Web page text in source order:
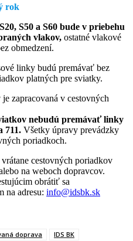
rok
S50 a S60 bude v priebehu
vlakov, ostatné vlakové
obmedzení.
linky budú premávať bez
platných pre sviatky.
zapracovaná v cestovných
nebudú premávať linky
711. Všetky úpravy prevádzky
poriadkoch.
cestovných poriadkov
na weboch dopravcov.
obrátiť sa
na adresu: info@idsbk.sk
doprava IDS BK